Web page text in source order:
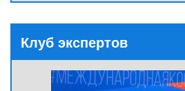
Клуб экспертов